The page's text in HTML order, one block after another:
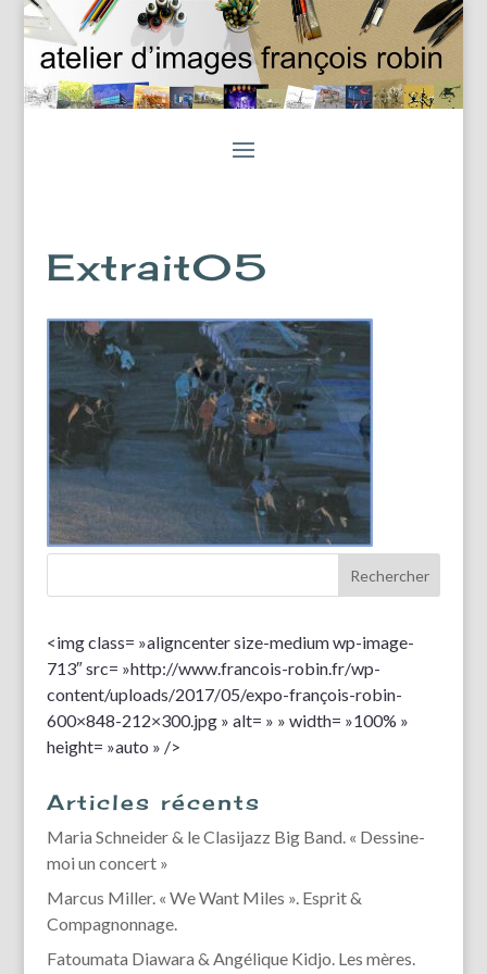
Extrait05
<img class= »aligncenter size-medium wp-image-
713″ src= »http://www.francois-robin.fr/wp-
content/uploads/2017/05/expo-françois-robin-
600×848-212×300.jpg » alt= » » width= »100% »
height= »auto » />
Articles récents
Maria Schneider & le Clasijazz Big Band. « Dessine-
moi un concert »
Marcus Miller. « We Want Miles ». Esprit &
Compagnonnage.
Fatoumata Diawara & Angélique Kidjo. Les mères.